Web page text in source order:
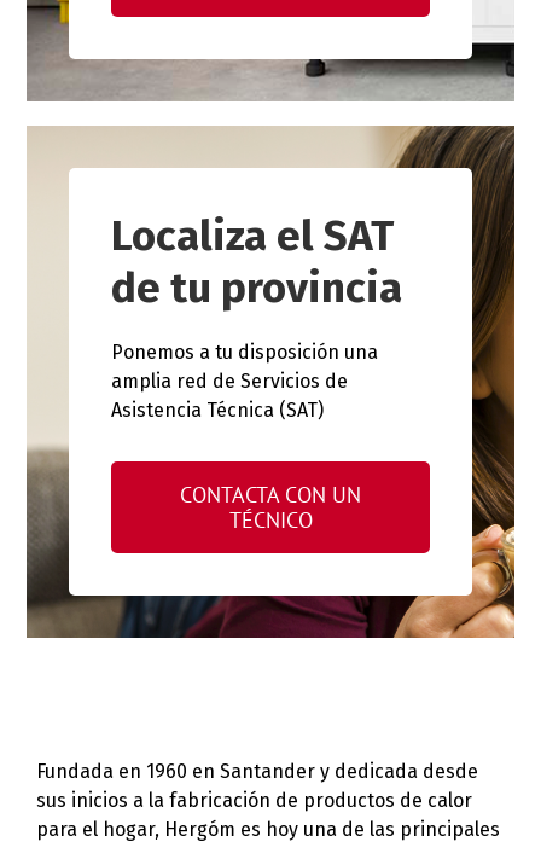
Localiza el SAT
de tu provincia
Ponemos a tu disposición una
amplia red de Servicios de
Asistencia Técnica (SAT)
CONTACTA CON UN
TÉCNICO
Fundada en 1960 en Santander y dedicada desde
sus inicios a la fabricación de productos de calor
para el hogar, Hergóm es hoy una de las principales